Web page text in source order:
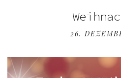
26.